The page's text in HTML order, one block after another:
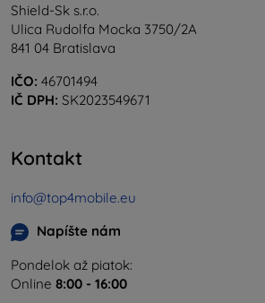
Shield-Sk s.r.o.
Ulica Rudolfa Mocka 3750/2A
841 04 Bratislava
IČO: 46701494
IČ DPH: SK2023549671
Kontakt
info@top4mobile.eu
Napíšte nám
Pondelok až piatok:
Online 8:00 - 16:00